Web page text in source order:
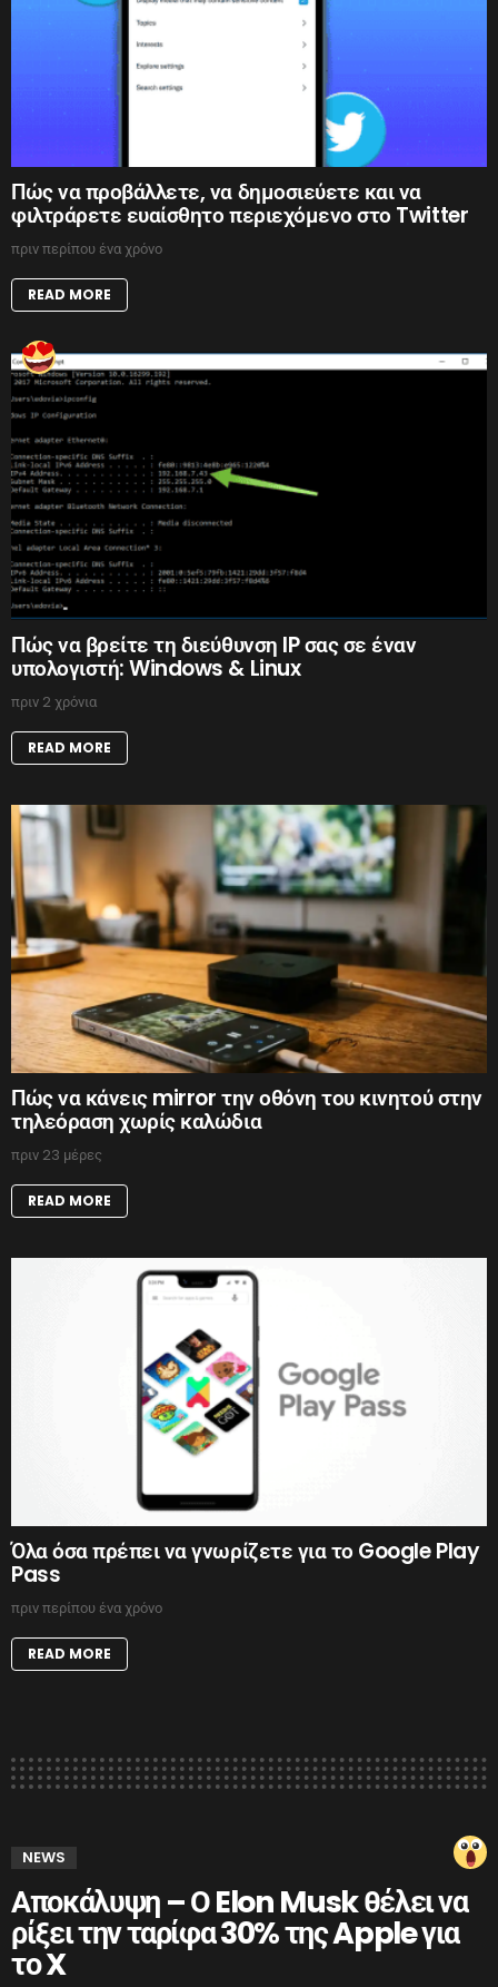
Πώς να προβάλλετε, να δημοσιεύετε και να
φιλτράρετε ευαίσθητο περιεχόμενο στο Twitter
πριν περίπου ένα χρόνο
READ MORE
Πώς να βρείτε τη διεύθυνση IP σας σε έναν
υπολογιστή: Windows & Linux
πριν 2 χρόνια
READ MORE
Πώς να κάνεις mirror την οθόνη του κινητού στην
τηλεόραση χωρίς καλώδια
πριν 23 μέρες
READ MORE
Όλα όσα πρέπει να γνωρίζετε για το Google Play
Pass
πριν περίπου ένα χρόνο
READ MORE
NEWS
Αποκάλυψη – Ο Elon Musk θέλει να
ρίξει την ταρίφα 30% της Apple για
το X